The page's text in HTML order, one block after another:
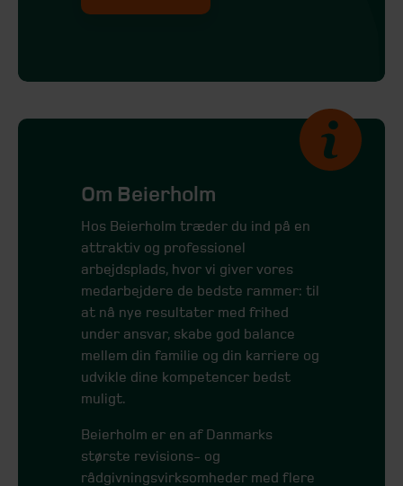
Om Beierholm
Hos Beierholm træder du ind på en
attraktiv og professionel
arbejdsplads, hvor vi giver vores
medar­bejdere de bedste rammer: til
at nå nye re­sultater med frihed
under ansvar, skabe god balance
mellem din familie og din karriere og
udvikle dine kompetencer bedst
muligt.
Beierholm er en af Danmarks
største revisions- og
rådgivningsvirksomheder med flere